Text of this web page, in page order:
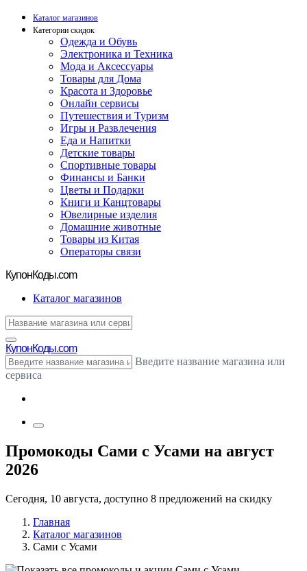
Каталог магазинов
Категории скидок
Одежда и Обувь
Электроника и Техника
Мода и Аксессуары
Товары для Дома
Красота и Здоровье
Онлайн сервисы
Путешествия и Туризм
Игры и Развлечения
Еда и Напитки
Детские товары
Спортивные товары
Финансы и Банки
Цветы и Подарки
Книги и Канцтовары
Ювелирные изделия
Домашние животные
Товары из Китая
Операторы связи
КупонКоды.com
Каталог магазинов
КупонКоды.com
Введите название магазина или
сервиса
Промокоды Сами с Усами на август
2026
Сегодня, 10 августа, доступно 8 предложений на скидку
Главная
Каталог магазинов
Сами с Усами